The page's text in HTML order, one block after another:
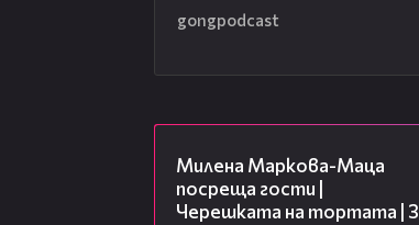
gongpodcast
Милена Маркова-Маца
посреща гости |
Черешката на тортата | 3